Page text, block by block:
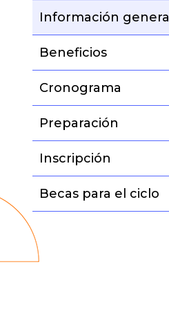
Información general
Beneficios
Cronograma
Preparación
Inscripción
Becas para el ciclo